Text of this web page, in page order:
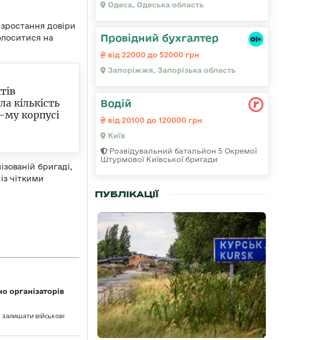
довіри
на
кількість
корпусі
бригаді,
чіткими
організаторів
військові
Одеса, Одеська область
Провідний бухгалтер
від 22000 до 52000 грн
Запоріжжя, Запорізька область
Водій
від 20100 до 120000 грн
Київ
Розвідувальний батальйон 5 Окремої
Штурмової Київської бригади
ПУБЛІКАЦІЇ